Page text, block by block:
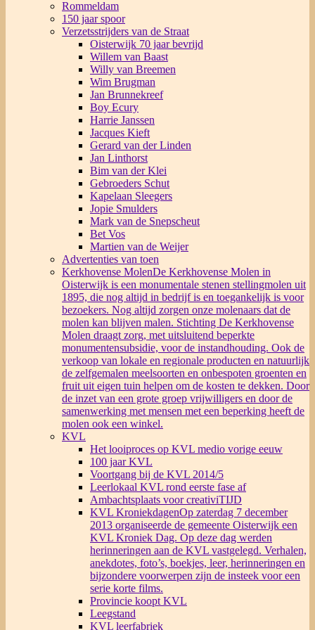
Rommeldam
150 jaar spoor
Verzetsstrijders van de Straat
Oisterwijk 70 jaar bevrijd
Willem van Baast
Willy van Breemen
Wim Brugman
Jan Brunnekreef
Boy Ecury
Harrie Janssen
Jacques Kieft
Gerard van der Linden
Jan Linthorst
Bim van der Klei
Gebroeders Schut
Kapelaan Sleegers
Jopie Smulders
Mark van de Snepscheut
Bet Vos
Martien van de Weijer
Advertenties van toen
Kerkhovense MolenDe Kerkhovense Molen in
Oisterwijk is een monumentale stenen stellingmolen uit
1895, die nog altijd in bedrijf is en toegankelijk is voor
bezoekers. Nog altijd zorgen onze molenaars dat de
molen kan blijven malen. Stichting De Kerkhovense
Molen draagt zorg, met uitsluitend beperkte
monumentensubsidie, voor de instandhouding. Ook de
verkoop van lokale en regionale producten en natuurlijk
de zelfgemalen meelsoorten en onbespoten groenten en
fruit uit eigen tuin helpen om de kosten te dekken. Door
de inzet van een grote groep vrijwilligers en door de
samenwerking met mensen met een beperking heeft de
molen ook een winkel.
KVL
Het looiproces op KVL medio vorige eeuw
100 jaar KVL
Voortgang bij de KVL 2014/5
Leerlokaal KVL rond eerste fase af
Ambachtsplaats voor creativiTIJD
KVL KroniekdagenOp zaterdag 7 december
2013 organiseerde de gemeente Oisterwijk een
KVL Kroniek Dag. Op deze dag werden
herinneringen aan de KVL vastgelegd. Verhalen,
anekdotes, foto’s, boekjes, leer, herinneringen en
bijzondere voorwerpen zijn de insteek voor een
serie korte films.
Provincie koopt KVL
Leegstand
KVL leerfabriek